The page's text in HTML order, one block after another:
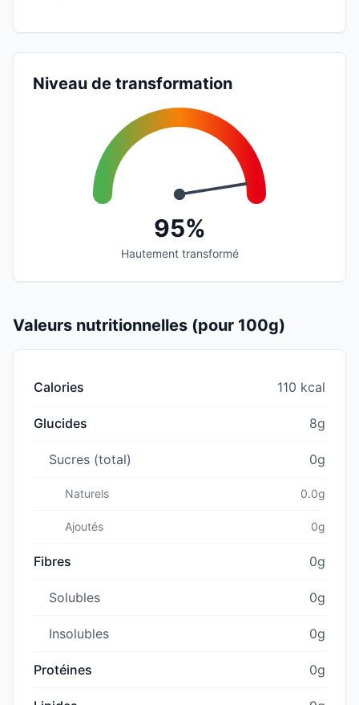
Niveau de transformation
95%
Hautement transformé
Valeurs nutritionnelles (pour 100g)
Calories 110 kcal
Glucides 8g
Sucres (total) 0g
Naturels 0.0g
Ajoutés 0g
Fibres 0g
Solubles 0g
Insolubles 0g
Protéines 0g